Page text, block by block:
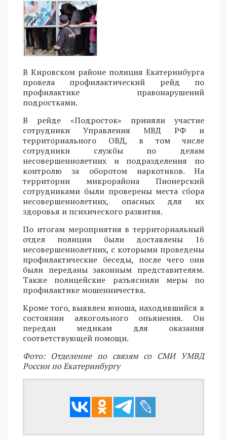
В Кировском районе полиция Екатеринбурга
провела профилактический рейд по
профилактике правонарушений
подростками.
В рейде «Подросток» приняли участие
сотрудники Управления МВД РФ и
территориального ОВД, в том числе
сотрудники службы по делам
несовершеннолетних и подразделения по
контролю за оборотом наркотиков. На
территории микрорайона Пионерский
сотрудниками были проверены места сбора
несовершеннолетних, опасных для их
здоровья и психического развития.
По итогам мероприятия в территориальный
отдел полиции были доставлены 16
несовершеннолетних, с которыми проведены
профилактические беседы, после чего они
были переданы законным представителям.
Также полицейские разъяснили меры по
профилактике мошенничества.
Кроме того, выявлен юноша, находившийся в
состоянии алкогольного опьянения. Он
передан медикам для оказания
соответствующей помощи.
Фото: Отделение по связям со СМИ УМВД
России по Екатеринбургу